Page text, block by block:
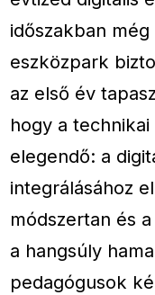
időszakban
eszközpark
az első év
hogy a
elegendő: a
integrálásához
módszertan és
a hangsúly
pedagógusok